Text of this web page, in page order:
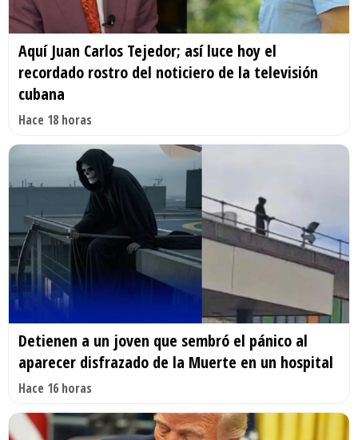
Aquí Juan Carlos Tejedor; así luce hoy el
recordado rostro del noticiero de la televisión
cubana
Hace 18 horas
Detienen a un joven que sembró el pánico al
aparecer disfrazado de la Muerte en un hospital
Hace 16 horas